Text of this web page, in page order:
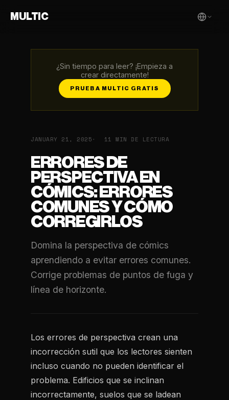
MULTIC
¿Sin tiempo para leer? ¡Empieza a
crear directamente!
PRUEBA MULTIC GRATIS
JANUARY 21, 2025 11 MIN DE LECTURA
ERRORES DE
PERSPECTIVA EN
CÓMICS: ERRORES
COMUNES Y CÓMO
CORREGIRLOS
Domina la perspectiva de cómics
aprendiendo a evitar errores comunes.
Corrige problemas de puntos de fuga y
línea de horizonte.
Los errores de perspectiva crean una
incorrección sutil que los lectores sienten
incluso cuando no pueden identificar el
problema. Edificios que se inclinan
incorrectamente, suelos que se ladean